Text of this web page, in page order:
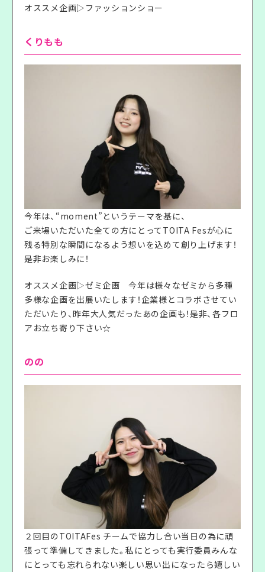
オススメ企画▷ファッションショー
くりもも
今年は、“moment”というテーマを基に、
ご来場いただいた全ての方にとってTOITA Fesが心に
残る特別な瞬間になるよう想いを込めて創り上げます！
是非お楽しみに！
オススメ企画▷ゼミ企画 今年は様々なゼミから多種
多様な企画を出展いたします！企業様とコラボさせてい
ただいたり、昨年大人気だったあの企画も！是非、各フロ
アお立ち寄り下さい☆
のの
２回目のTOITAFes チームで協力し合い当日の為に頑
張って準備してきました。私にとっても実行委員みんな
にとっても忘れられない楽しい思い出になったら嬉しい